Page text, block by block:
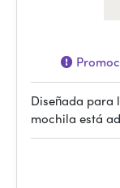
Diseñada para
mochila está